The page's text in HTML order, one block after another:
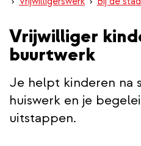
Vrijwilliger
buurtwerk
Je helpt kinderen na
huiswerk en je
uitstappen.